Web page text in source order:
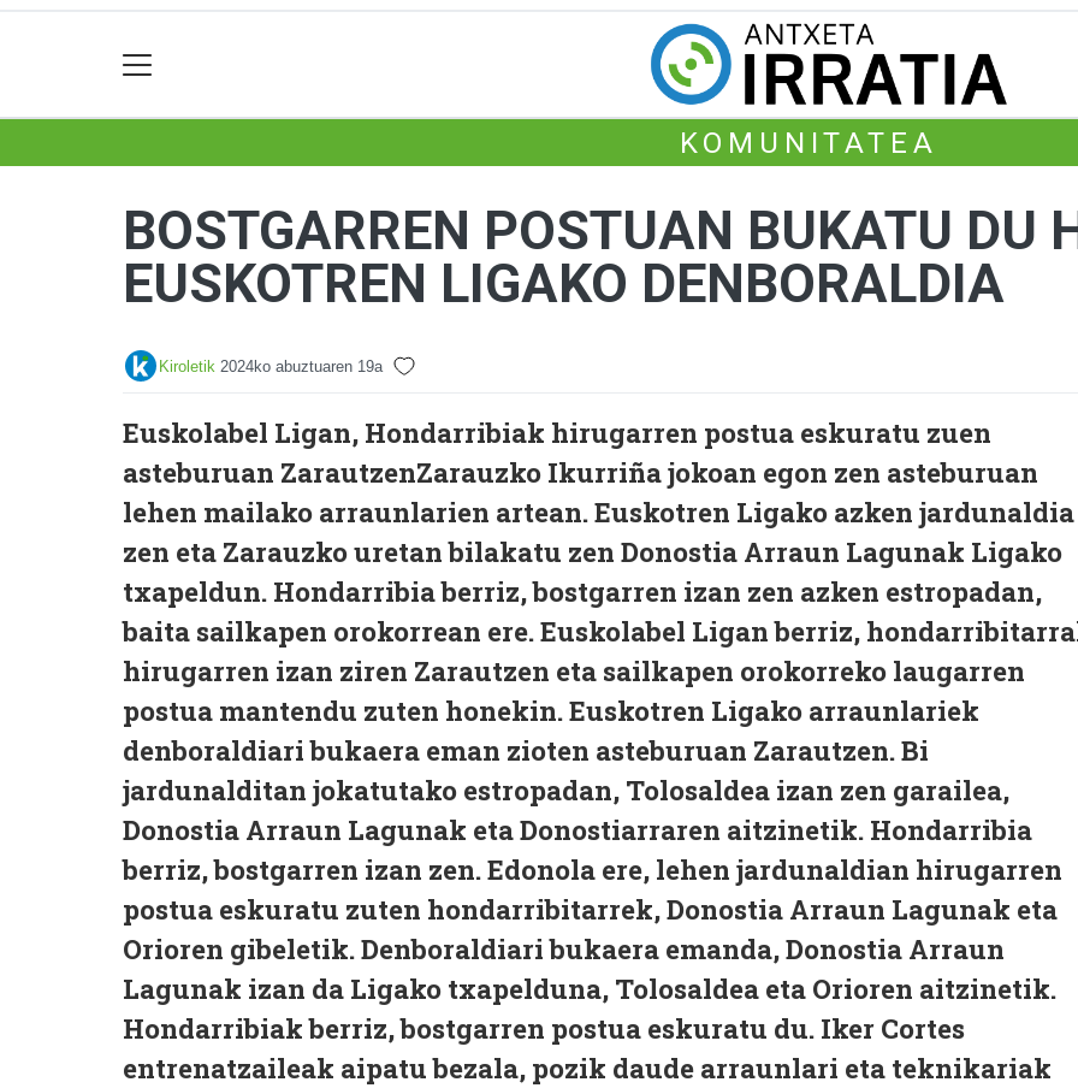
KOMUNITATEA
BOSTGARREN POSTUAN BUKATU DU
EUSKOTREN LIGAKO DENBORALDIA
Kiroletik 2024ko abuztuaren 19a
Euskolabel Ligan, Hondarribiak hirugarren postua eskuratu zuen
asteburuan ZarautzenZarauzko Ikurriña jokoan egon zen asteburuan
lehen mailako arraunlarien artean. Euskotren Ligako azken jardunaldia
zen eta Zarauzko uretan bilakatu zen Donostia Arraun Lagunak Ligako
txapeldun. Hondarribia berriz, bostgarren izan zen azken estropadan,
baita sailkapen orokorrean ere. Euskolabel Ligan berriz,
hirugarren izan ziren Zarautzen eta sailkapen orokorreko laugarren
postua mantendu zuten honekin. Euskotren Ligako arraunlariek
denboraldiari bukaera eman zioten asteburuan Zarautzen. Bi
jardunalditan jokatutako estropadan, Tolosaldea izan zen garailea,
Donostia Arraun Lagunak eta Donostiarraren aitzinetik. Hondarribia
berriz, bostgarren izan zen. Edonola ere, lehen jardunaldian hirugarren
postua eskuratu zuten hondarribitarrek, Donostia Arraun Lagunak eta
Orioren gibeletik. Denboraldiari bukaera emanda, Donostia Arraun
Lagunak izan da Ligako txapelduna, Tolosaldea eta Orioren aitzinetik.
Hondarribiak berriz, bostgarren postua eskuratu du. Iker Cortes
entrenatzaileak aipatu bezala, pozik daude arraunlari eta teknikariak